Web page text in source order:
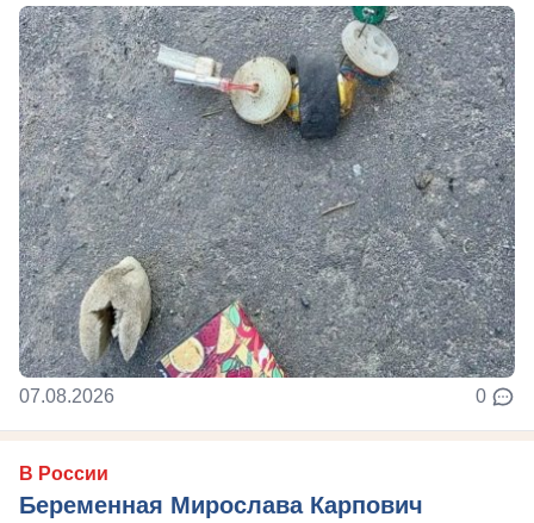
07.08.2026 0
В России
Беременная Мирослава Карпович